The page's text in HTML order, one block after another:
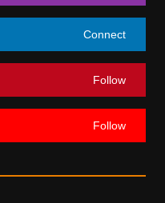
Connect
Follow
Follow